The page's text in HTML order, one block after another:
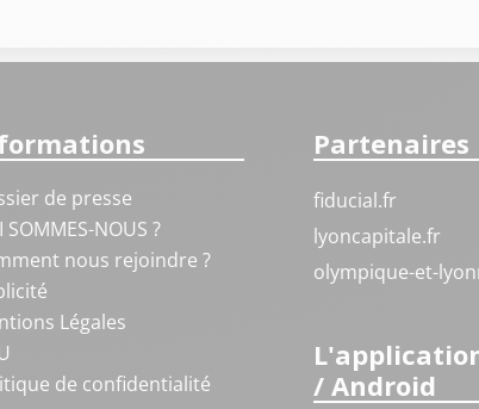
de presse
SOMMES-NOUS ?
nous rejoindre ?
Légales
de confidentialité
Partenaires
fiducial.fr
lyoncapitale.fr
olympique-et-
/ Android